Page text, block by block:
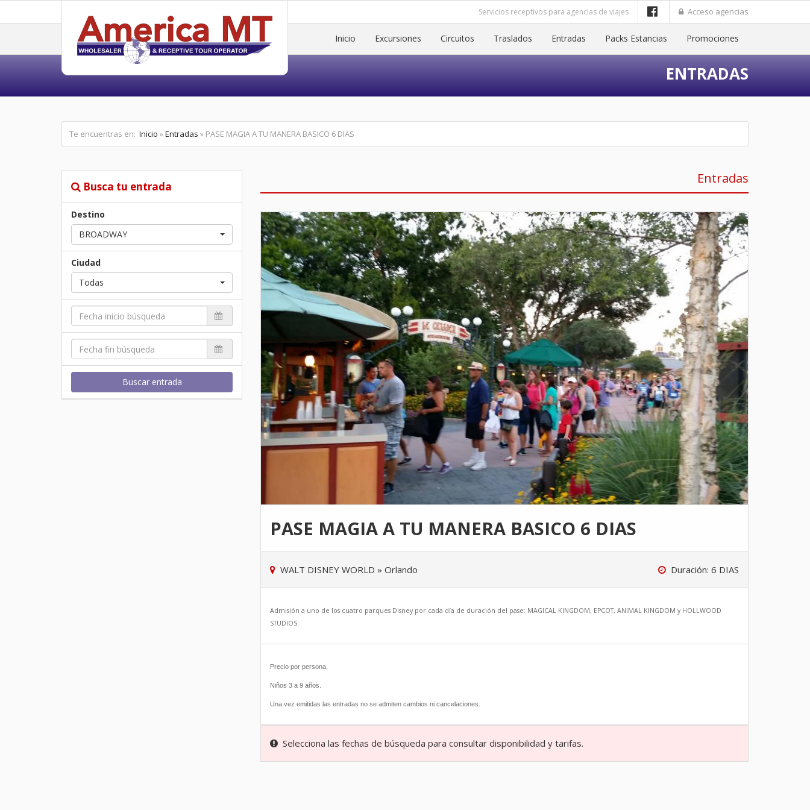
Acceso agencias
Servicios receptivos para agencias de viajes
Inicio Excursiones Circuitos Traslados Entradas Packs Estancias Promociones
ENTRADAS
Te encuentras en: Inicio »Entradas » PASE MAGIA A TU MANERA BASICO 6 DIAS
Busca tu entrada
Destino
BROADWAY
Ciudad
Todas
Buscar entrada
Entradas
PASE MAGIA A TU MANERA BASICO 6 DIAS
WALT DISNEY WORLD » Orlando Duración: 6 DIAS
Admisión a uno de los cuatro parques Disney por cada día de duración del pase: MAGICAL KINGDOM, EPCOT, ANIMAL KINGDOM y HOLLWOOD
STUDIOS.
Precio por persona.
Niños 3 a 9 años.
Una vez emitidas las entradas no se admiten cambios ni cancelaciones.
Selecciona las fechas de búsqueda para consultar disponibilidad y tarifas.